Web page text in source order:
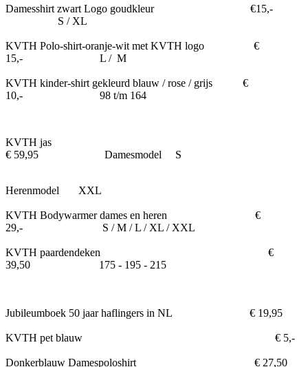
Damesshirt zwart Logo goudkleur €15,-
S / XL
KVTH Polo-shirt-oranje-wit met KVTH logo €
15,- L / M
KVTH kinder-shirt gekleurd blauw / rose / grijs €
10,- 98 t/m 164
KVTH jas
€ 59,95 Damesmodel S
Herenmodel XXL
KVTH Bodywarmer dames en heren €
29,- S / M / L / XL / XXL
KVTH paardendeken €
39,50 175 - 195 - 215
Jubileumboek 50 jaar haflingers in NL € 19,95
KVTH pet blauw € 5,-
Donkerblauw Damespoloshirt € 27,50